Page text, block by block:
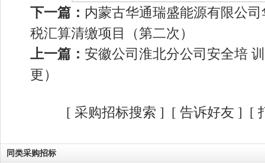
下一篇： 内蒙古华通瑞盛能源有限公
税汇算清缴项目（第二次）
上一篇： 安徽公司淮北分公司安全培
更）
[ 采购招标搜索 ] [ 告诉好友 ] [
同类采购招标